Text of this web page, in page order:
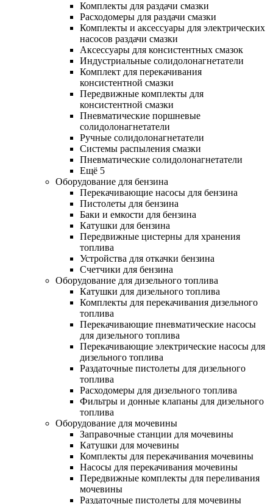
Комплекты для раздачи смазки
Расходомеры для раздачи смазки
Комплекты и аксессуары для электрических
насосов раздачи смазки
Аксессуары для консистентных смазок
Индустриальные солидолонагнетатели
Комплект для перекачивания
консистентной смазки
Передвижные комплекты для
консистентной смазки
Пневматические поршневые
солидолонагнетатели
Ручные солидолонагнетатели
Системы распыления смазки
Пневматические солидолонагнетатели
Ещё 5
Оборудование для бензина
Перекачивающие насосы для бензина
Пистолеты для бензина
Баки и емкости для бензина
Катушки для бензина
Передвижные цистерны для хранения
топлива
Устройства для откачки бензина
Счетчики для бензина
Оборудование для дизельного топлива
Катушки для дизельного топлива
Комплекты для перекачивания дизельного
топлива
Перекачивающие пневматические насосы
для дизельного топлива
Перекачивающие электрические насосы для
дизельного топлива
Раздаточные пистолеты для дизельного
топлива
Расходомеры для дизельного топлива
Фильтры и донные клапаны для дизельного
топлива
Оборудование для мочевины
Заправочные станции для мочевины
Катушки для мочевины
Комплекты для перекачивания мочевины
Насосы для перекачивания мочевины
Передвижные комплекты для переливания
мочевины
Раздаточные пистолеты для мочевины